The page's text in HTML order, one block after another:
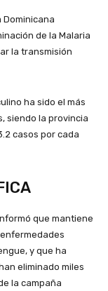
Dominicana
de la Malaria
la transmisión
ha sido el más
siendo la provincia
casos por cada
que mantiene
y que ha
eliminado miles
la campaña